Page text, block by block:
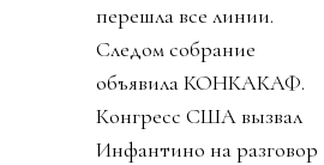
перешла все линии.
Следом собрание
объявила КОНКАКАФ.
Конгресс США вызвал
Инфантино на разговор